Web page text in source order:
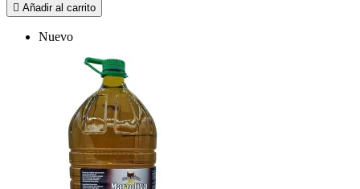
 Añadir al carrito
Nuevo